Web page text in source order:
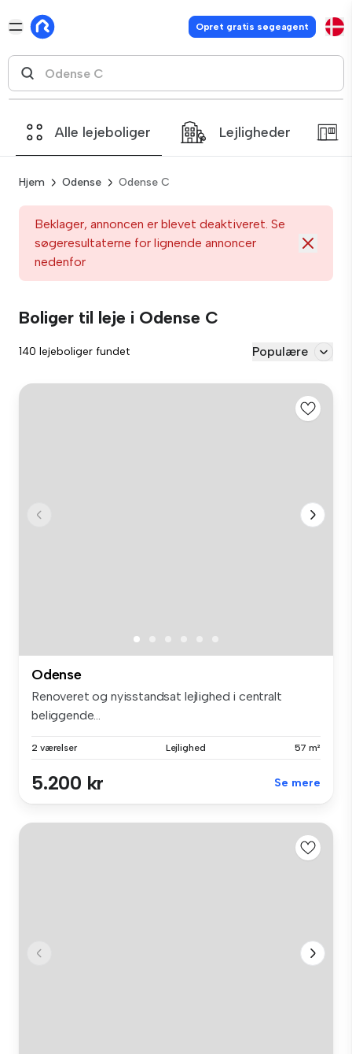
Opret gratis søgeagent
Alle lejeboliger Lejligheder
Hjem Odense Odense C
Beklager, annoncen er blevet deaktiveret. Se
søgeresultaterne for lignende annoncer
nedenfor
Boliger til leje i Odense C
140 lejeboliger fundet Populære
Odense
Renoveret og nyisstandsat lejlighed i centralt
beliggende...
2 værelser Lejlighed 57 m²
5.200 kr Se mere